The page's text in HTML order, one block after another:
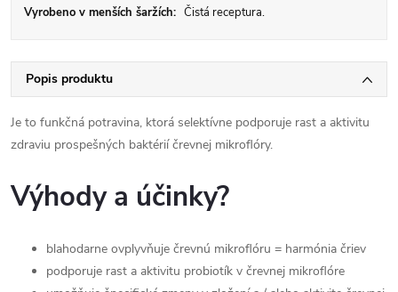
Vyrobeno v menších šaržích: Čistá receptura.
Popis produktu
Je to funkčná potravina, ktorá selektívne podporuje rast a aktivitu
zdraviu prospešných baktérií črevnej mikroflóry.
Výhody a účinky?
blahodarne ovplyvňuje črevnú mikroflóru = harmónia čriev
podporuje rast a aktivitu probiotík v črevnej mikroflóre